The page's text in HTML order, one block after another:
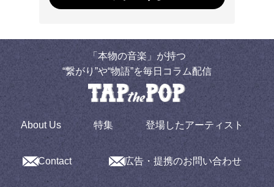
「本物の音楽」が持つ
“繋がり”や“物語”を毎日コラム配信
About Us 特集 登場したアーティスト
Contact 広告・提携のお問い合わせ